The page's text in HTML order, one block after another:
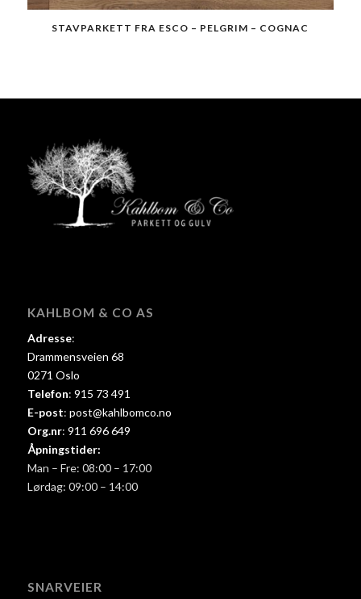
STAVPARKETT FRA ESCO – PELGRIM – COGNAC
KAHLBOM & CO AS
Adresse:
Drammensveien 68
0271 Oslo
Telefon: 915 73 491
E-post: post@kahlbomco.no
Org.nr: 911 696 649
Åpningstider:
Man – Fre: 08:00 – 17:00
Lørdag: 09:00 – 14:00
SNARVEIER